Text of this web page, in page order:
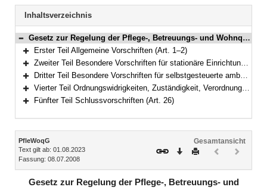
BAYERN.RECHT
letzten
Suche
Navigation
Inhaltsverzeichnis
Bereich reduzieren
Gesetz zur Regelung der Pflege-, Betreuungs- und Wohnqualität im Alter und bei Behinderung (Pflege- und Wohnqualitätsgesetz – PfleWoqG) Vom 8. Juli 2008 (GVBl. S. 346) BayRS 2170-5-G (Art. 1–26)
Bereich erweitern
Erster Teil Allgemeine Vorschriften (Art. 1–2)
Bereich erweitern
Zweiter Teil Besondere Vorschriften für stationäre Einrichtungen und besondere Wohnformen der Eingliederungshilfe (Art. 3–17d)
Bereich erweitern
Dritter Teil Besondere Vorschriften für selbstgesteuerte ambulant betreute Wohngemeinschaften und Betreute Wohngruppen (Art. 18–22)
Bereich erweitern
Vierter Teil Ordnungswidrigkeiten, Zuständigkeit, Verordnungsermächtigung (Art. 23–25)
Fünfter Teil Schlussvorschriften (Art. 26)
Inhalt
PfleWoqG
Text gilt ab: 01.08.2023
Fassung: 08.07.2008
Gesamtansicht
Download
DruckenVorheriges
(inaktiv)(inaktiv)
Gesetz zur Regelung der Pflege-, Betreuungs- und